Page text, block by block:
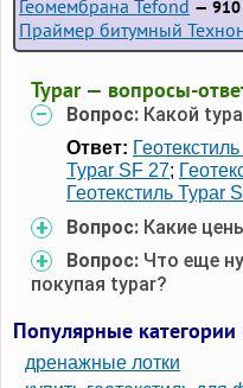
Геомембрана Tefond —
Праймер битумный
Typar — вопросы-
Вопрос: Какой
Ответ:
Typar SF 27;
Геотекстиль Typar
Вопрос: Какие
Вопрос: Что еще
покупая typar?
Популярные категории
дренажные лотки